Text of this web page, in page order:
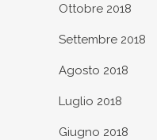
Ottobre 2018
Settembre 2018
Agosto 2018
Luglio 2018
Giugno 2018